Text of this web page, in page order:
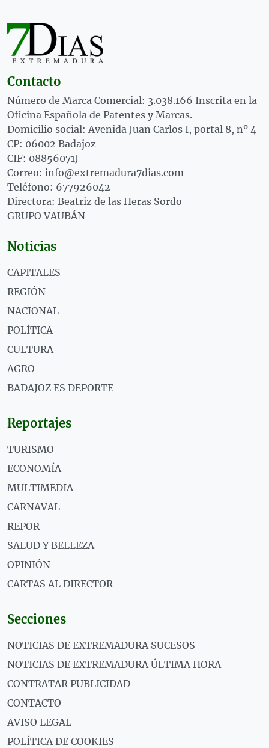
Contacto
Número de Marca Comercial: 3.038.166 Inscrita en la
Oficina Española de Patentes y Marcas.
Domicilio social: Avenida Juan Carlos I, portal 8, nº 4
CP: 06002 Badajoz
CIF: 08856071J
Correo: info@extremadura7dias.com
Teléfono: 677926042
Directora: Beatriz de las Heras Sordo
GRUPO VAUBÁN
Noticias
CAPITALES
REGIÓN
NACIONAL
POLÍTICA
CULTURA
AGRO
BADAJOZ ES DEPORTE
Reportajes
TURISMO
ECONOMÍA
MULTIMEDIA
CARNAVAL
REPOR
SALUD Y BELLEZA
OPINIÓN
CARTAS AL DIRECTOR
Secciones
NOTICIAS DE EXTREMADURA SUCESOS
NOTICIAS DE EXTREMADURA ÚLTIMA HORA
CONTRATAR PUBLICIDAD
CONTACTO
AVISO LEGAL
POLÍTICA DE COOKIES